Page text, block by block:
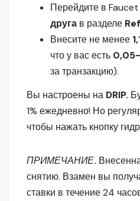
Перейдите в
друга в разделе
Внесите не менее
что у вас есть
за транзакцию).
Вы настроены на DRIP.
1% ежедневно! Но
чтобы нажать кнопку
ПРИМЕЧАНИЕ.
снятию. Взамен вы
ставки в течение 24